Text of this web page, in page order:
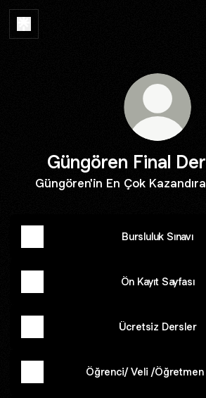
Güngören Final
Güngören'in En Çok
Bursluluk Sınavı
Ön Kayıt Sayfası
Ücretsiz Dersler
Öğrenci/ Veli /Öğretmen